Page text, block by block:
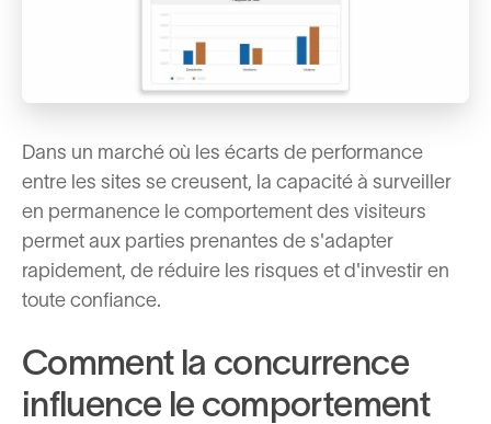
Dans un marché où les écarts de performance
entre les sites se creusent, la capacité à surveiller
en permanence le comportement des visiteurs
permet aux parties prenantes de s'adapter
rapidement, de réduire les risques et d'investir en
toute confiance.
Comment la concurrence
influence le comportement